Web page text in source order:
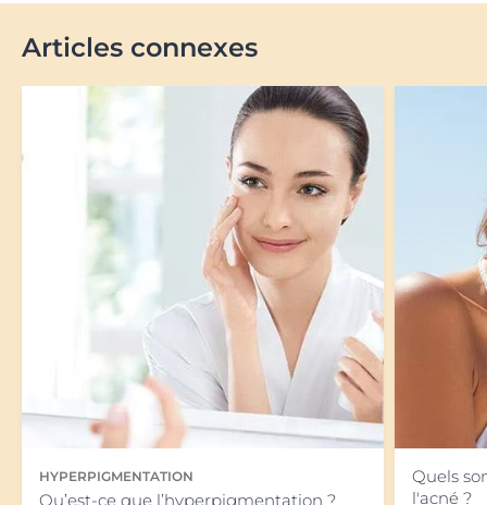
Articles connexes
HYPERPIGMENTATION
Qu’est-ce que l’hyperpigmentation ?
Quels
l'acné ?